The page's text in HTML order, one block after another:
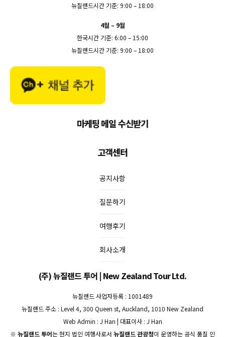
뉴질랜드시간 기준: 9:00 – 18:00
4월 – 9월
한국시간 기준: 6:00 – 15:00
뉴질랜드시간 기준: 9:00 – 18:00
마케팅 메일 수신받기
고객센터
공지사항
질문하기
여행후기
회사소개
(주) 뉴질랜드 투어 | New Zealand Tour Ltd.
뉴질랜드 사업자등록 : 1001489
뉴질랜드 주소 : Level 4, 300 Queen st, Auckland, 1010 New Zealand
Web Admin : J Han | 대표이사 : J Han
※ 뉴질랜드 투어는 현지 법인 여행사로서 뉴질랜드 관광청이 운영하는 공식 품질 인